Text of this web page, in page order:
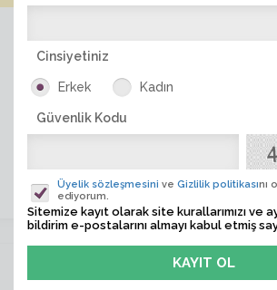
ÜYE ARA
VİTRİN
Cinsiyetiniz
Erkek Kadın
Güvenlik Kodu
Üyelik sözleşmesini ve Gizlilik politikasını
ediyorum.
Sitemize kayıt olarak site kurallarımızı ve
bildirim e-postalarını almayı kabul etmiş